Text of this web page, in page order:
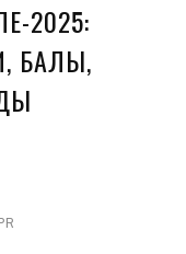
2025:
БАЛЫ,